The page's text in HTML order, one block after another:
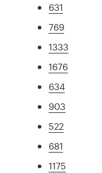
631
769
1333
1676
634
903
522
681
1175